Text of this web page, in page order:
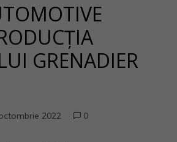
GRENADIER
2022 0